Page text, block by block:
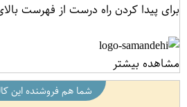
برای پیدا کردن راه درست از فهرست
مشاهده بیشتر
شما هم فروشنده این